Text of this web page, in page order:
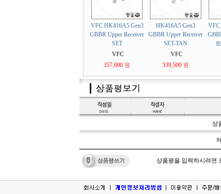
VFC HK416A5 Gen3
GBBR Upper Receiver
SET
VFC
357,000 원
HK416A5 Gen3
GBBR Upper Receiver
SET-TAN
VFC
339,500 원
VFC
상
상품평을 입력하시려면